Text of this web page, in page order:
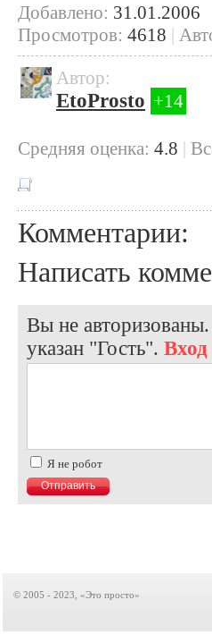
Добавлено: 31.01.2006
Просмотров: 4618 |
Автор:
EtoProsto +14
Cредняя оценка: 4.8 |
Комментарии:
Написать
Вы не
указан "Гость". Вход
Я не робот
© 2005 - 2023, «Это просто»